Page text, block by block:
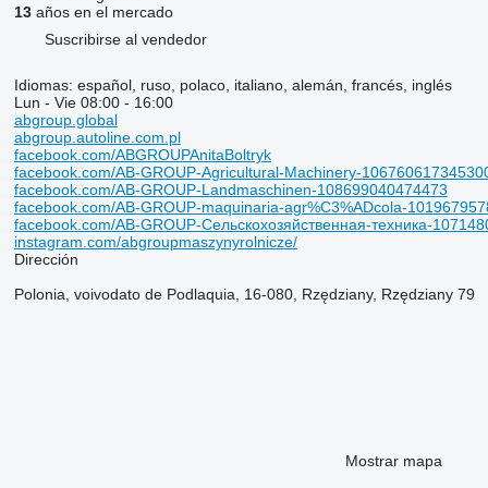
13años en el mercado
Suscribirse al vendedor
Idiomas: español, ruso, polaco, italiano, alemán, francés, inglés
Lun - Vie 08:00 - 16:00
abgroup.global
abgroup.autoline.com.pl
facebook.com/ABGROUPAnitaBoltryk
facebook.com/AB-GROUP-Agricultural-Machinery-
facebook.com/AB-GROUP-Landmaschinen-108699040474473
facebook.com/AB-GROUP-maquinaria-agr%C3%ADcola-
facebook.com/AB-GROUP-Сельскохозяйственная-техника-
instagram.com/abgroupmaszynyrolnicze/
Dirección
Polonia, voivodato de Podlaquia, 16-080, Rzędziany, Rzędziany 79
Mostrar mapa